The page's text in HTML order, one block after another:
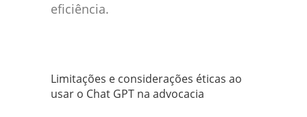
eficiência.
Limitações e considerações éticas ao
usar o Chat GPT na advocacia